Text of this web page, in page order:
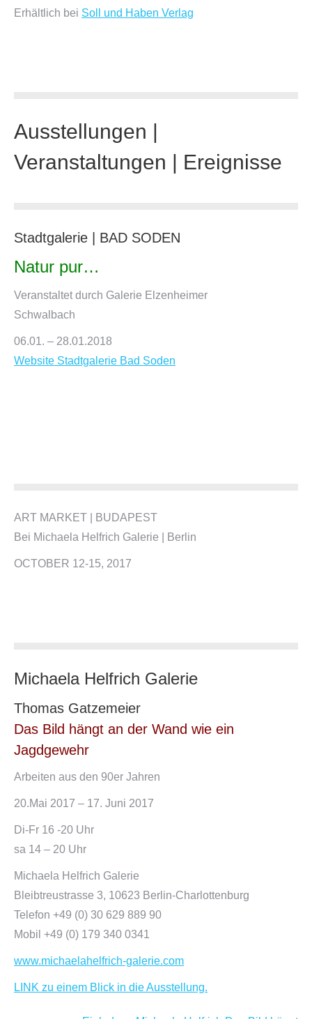
Erhältlich bei Soll und Haben Verlag
Ausstellungen |
Veranstaltungen | Ereignisse
Stadtgalerie | BAD SODEN
Natur pur…
Veranstaltet durch Galerie Elzenheimer
Schwalbach
06.01. – 28.01.2018
Website Stadtgalerie Bad Soden
ART MARKET | BUDAPEST
Bei Michaela Helfrich Galerie | Berlin
OCTOBER 12-15, 2017
Michaela Helfrich Galerie
Thomas Gatzemeier
Das Bild hängt an der Wand wie ein
Jagdgewehr
Arbeiten aus den 90er Jahren
20.Mai 2017 – 17. Juni 2017
Di-Fr 16 -20 Uhr
sa 14 – 20 Uhr
Michaela Helfrich Galerie
Bleibtreustrasse 3, 10623 Berlin-Charlottenburg
Telefon +49 (0) 30 629 889 90
Mobil +49 (0) 179 340 0341
www.michaelahelfrich-galerie.com
LINK zu einem Blick in die Ausstellung.